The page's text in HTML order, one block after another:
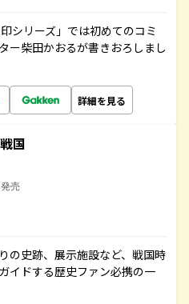
シリーズ」では初めてのコミ
ー柴田かおるが書きおろしまし
詳細を見る
国
売
の史跡、展示施設など、戦国時
イドする歴史ファン必携の一